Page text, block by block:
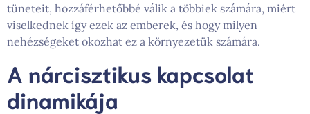
tüneteit, hozzáférhetőbbé válik a többiek számára, miért
viselkednek így ezek az emberek, és hogy milyen
nehézségeket okozhat ez a környezetük számára.
A nárcisztikus kapcsolat
dinamikája